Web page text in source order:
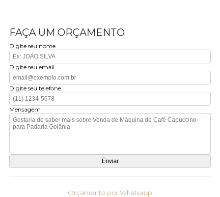
FAÇA UM ORÇAMENTO
Digite seu nome
Digite seu email
Digite seu telefone
Mensagem
Orçamento por Whatsapp